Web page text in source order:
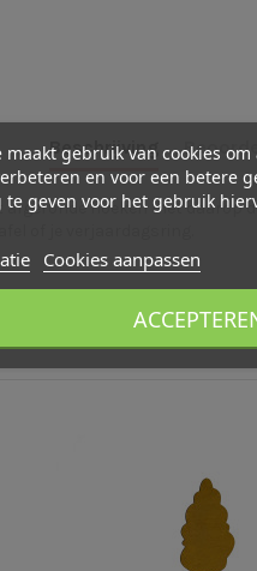
Beschrijving
hoeken met daarop
of je verjaardagsring.
maakt gebruik van cookies
en voor een betere
te geven voor het gebruik
Cookies aanpassen